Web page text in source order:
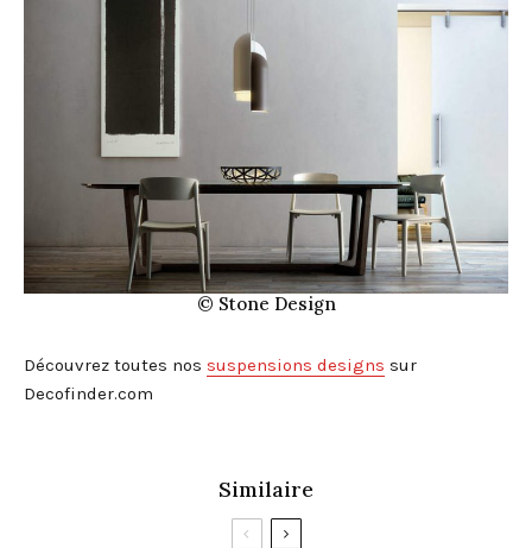
© Stone Design
Découvrez toutes nos suspensions designs sur
Decofinder.com
Similaire